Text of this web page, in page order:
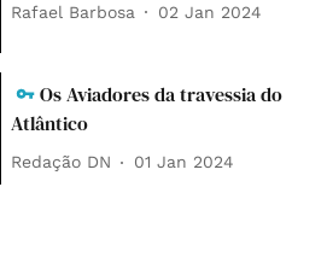
Rafael Barbosa 02 Jan 2024
Os Aviadores da travessia do
Atlântico
Redação DN 01 Jan 2024